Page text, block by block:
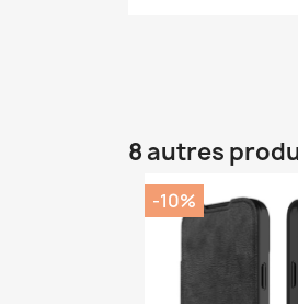
8 autres
-10%